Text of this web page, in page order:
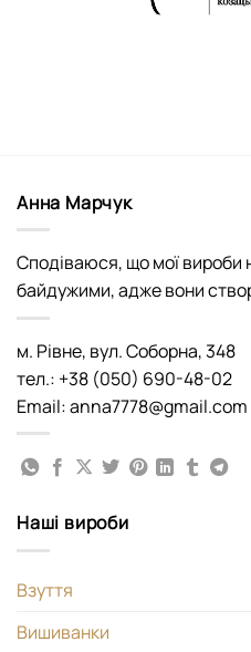
Анна Марчук
Сподіваюся, що мої вироби
байдужими, адже вони
м. Рівне, вул. Соборна, 348
тел.: +38 (050) 690-48-02
Email: anna7778@gmail.com
Наші вироби
Взуття
Вишиванки